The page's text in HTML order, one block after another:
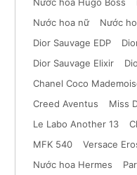
Nước hoa Hugo Boss
Nước hoa nữ
Nước
Dior Sauvage EDP
Dior Sauvage Elixir
Chanel Coco
Creed Aventus
Miss
Le Labo Another 13
MFK 540
Versace
Nước hoa Hermes